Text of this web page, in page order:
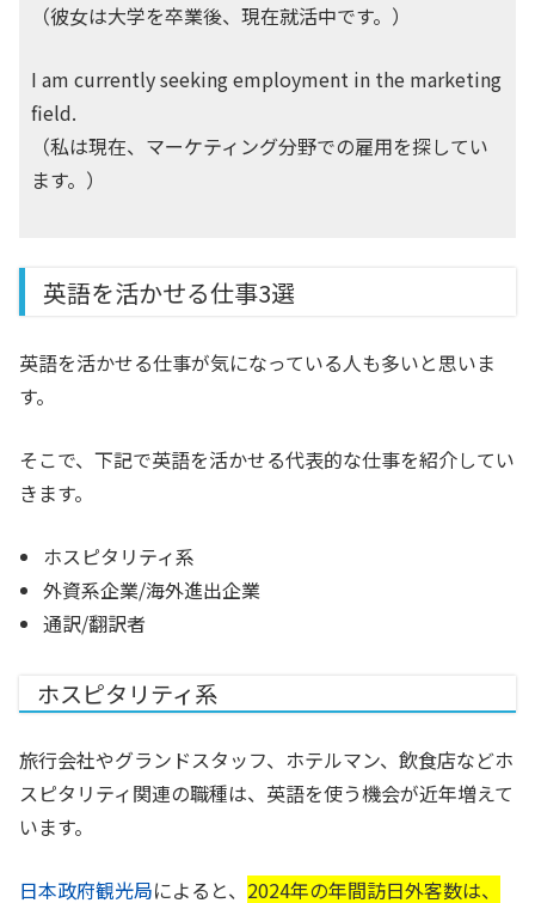
（彼女は大学を卒業後、現在就活中です。）
I am currently seeking employment in the marketing
field.
（私は現在、マーケティング分野での雇用を探してい
ます。）
英語を活かせる仕事3選
英語を活かせる仕事が気になっている人も多いと思いま
す。
そこで、下記で英語を活かせる代表的な仕事を紹介してい
きます。
ホスピタリティ系
外資系企業/海外進出企業
通訳/翻訳者
ホスピタリティ系
旅行会社やグランドスタッフ、ホテルマン、飲食店などホ
スピタリティ関連の職種は、英語を使う機会が近年増えて
います。
日本政府観光局によると、 2024年の年間訪日外客数は、